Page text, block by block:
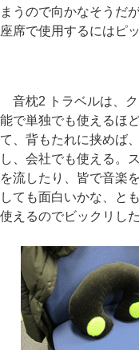
まうので向かなそうだ
座席で使用するにはピ
音枕2 トラベルは、
能で単独でも使えるほ
て、背もたれに挟めば
し、会社でも使える。
を流したり、皆で音楽
しても面白いかな、と
使えるのでビックリした